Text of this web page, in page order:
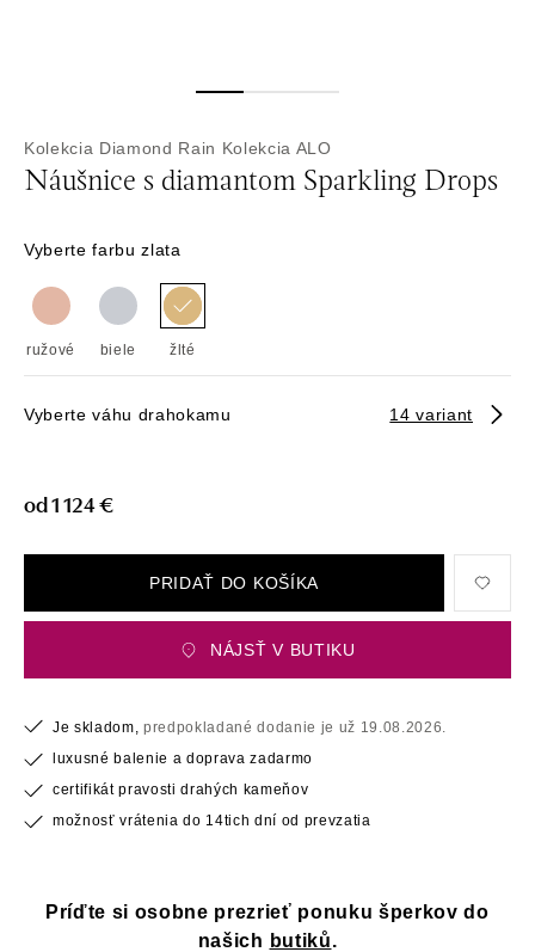
Kolekcia Diamond Rain Kolekcia ALO
Náušnice s diamantom Sparkling Drops
Vyberte farbu zlata
ružové biele žlté
Vyberte váhu drahokamu 14 variant
od 1 124 €
PRIDAŤ DO KOŠÍKA
NÁJSŤ V BUTIKU
Je skladom, predpokladané dodanie je už 19.08.2026.
luxusné balenie a doprava zadarmo
certifikát pravosti drahých kameňov
možnosť vrátenia do 14tich dní od prevzatia
Príďte si osobne prezrieť ponuku šperkov do
našich butiků.